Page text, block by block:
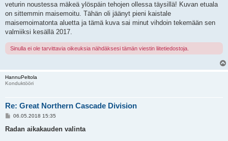
veturin noustessa mäkeä ylöspäin tehojen ollessa täysillä! Kuvan etuala
on sittemmin maisemoitu. Tähän oli jäänyt pieni kaistale
maisemoimatonta aluetta ja tämä kuva sai minut vihdoin tekemään sen
valmiiksi kesällä 2017.
Sinulla ei ole tarvittavia oikeuksia nähdäksesi tämän viestin liitetiedostoja.
HannuPeltola
Konduktööri
Re: Great Northern Cascade Division
V
e
06.05.2018 15:35
Radan aikakauden valinta